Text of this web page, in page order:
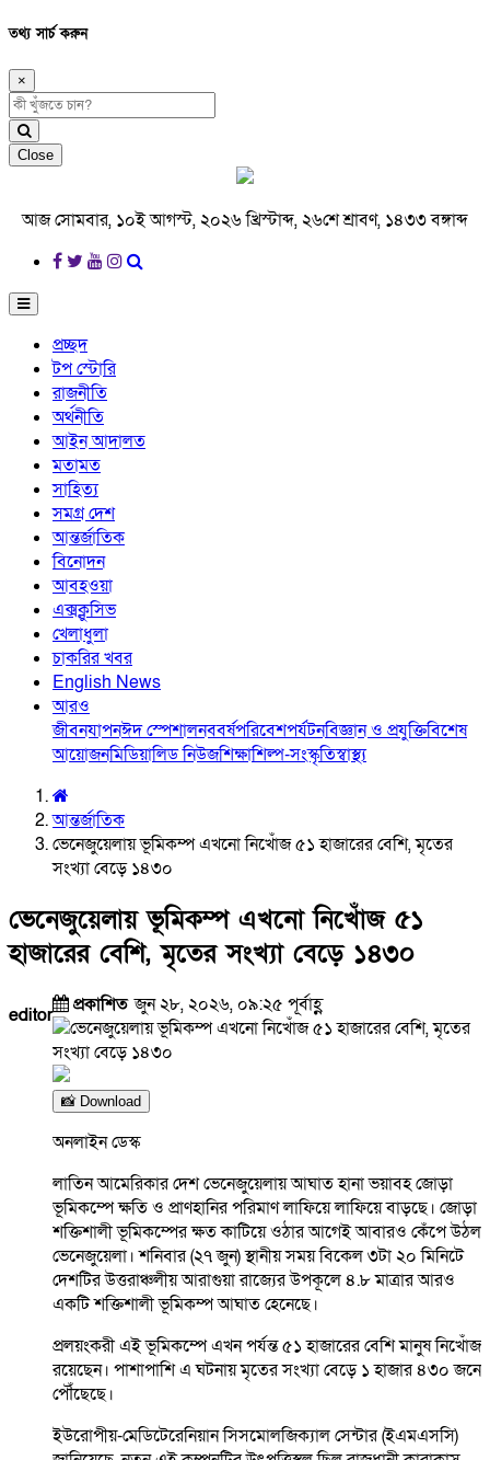
তথ্য সার্চ করুন
×
Close
আজ সোমবার, ১০ই আগস্ট, ২০২৬ খ্রিস্টাব্দ, ২৬শে শ্রাবণ, ১৪৩৩ বঙ্গাব্দ
প্রচ্ছদ
টপ স্টোরি
রাজনীতি
অর্থনীতি
আইন আদালত
মতামত
সাহিত্য
সমগ্র দেশ
আন্তর্জাতিক
বিনোদন
আবহওয়া
এক্সক্লুসিভ
খেলাধুলা
চাকরির খবর
English News
আরও
জীবনযাপনঈদ স্পেশালনববর্ষপরিবেশপর্যটনবিজ্ঞান ও প্রযুক্তিবিশেষ
আয়োজনমিডিয়ালিড নিউজশিক্ষাশিল্প-সংস্কৃতিস্বাস্থ্য
আন্তর্জাতিক
ভেনেজুয়েলায় ভূমিকম্প এখনো নিখোঁজ ৫১ হাজারের বেশি, মৃতের
সংখ্যা বেড়ে ১৪৩০
ভেনেজুয়েলায় ভূমিকম্প এখনো নিখোঁজ ৫১
হাজারের বেশি, মৃতের সংখ্যা বেড়ে ১৪৩০
editor প্রকাশিতজুন ২৮, ২০২৬, ০৯:২৫ পূর্বাহ্ণ
📸 Download
অনলাইন ডেস্ক
লাতিন আমেরিকার দেশ ভেনেজুয়েলায় আঘাত হানা ভয়াবহ জোড়া
ভূমিকম্পে ক্ষতি ও প্রাণহানির পরিমাণ লাফিয়ে লাফিয়ে বাড়ছে। জোড়া
শক্তিশালী ভূমিকম্পের ক্ষত কাটিয়ে ওঠার আগেই আবারও কেঁপে উঠল
ভেনেজুয়েলা। শনিবার (২৭ জুন) স্থানীয় সময় বিকেল ৩টা ২০ মিনিটে
দেশটির উত্তরাঞ্চলীয় আরাগুয়া রাজ্যের উপকূলে ৪.৮ মাত্রার আরও
একটি শক্তিশালী ভূমিকম্প আঘাত হেনেছে।
প্রলয়ংকরী এই ভূমিকম্পে এখন পর্যন্ত ৫১ হাজারের বেশি মানুষ নিখোঁজ
রয়েছেন। পাশাপাশি এ ঘটনায় মৃতের সংখ্যা বেড়ে ১ হাজার ৪৩০ জনে
পৌঁছেছে।
ইউরোপীয়-মেডিটেরেনিয়ান সিসমোলজিক্যাল সেন্টার (ইএমএসসি)